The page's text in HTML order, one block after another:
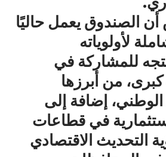
الصندوق يعمل حاليًا
لأولوياته
للمشاركة في
من أبرزها
إضافة إلى
في قطاعات
التحديث الاقتصادي